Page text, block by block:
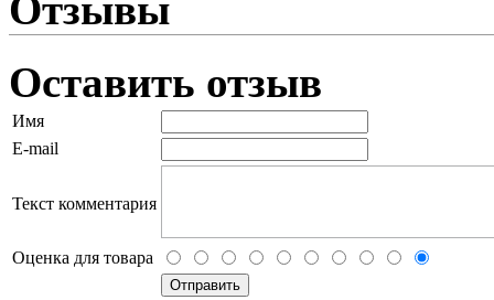
Отзывы
Оставить отзыв
Имя
E-mail
Текст комментария
Оценка для товара